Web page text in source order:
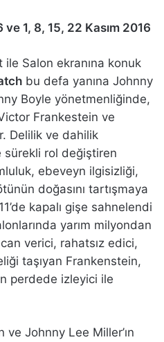
1, 8, 15, 22 Kasım 2016
Salon ekranına konuk
bu defa yanına Johnny
Boyle yönetmenliğinde,
Frankestein ve
Delilik ve dahilik
sürekli rol değiştiren
ebeveyn ilgisizliği,
doğasını tartışmaya
kapalı gişe sahnelendi
yarım milyondan
verici, rahatsız edici,
taşıyan Frankenstein,
perdede izleyici ile
Johnny Lee Miller’ın